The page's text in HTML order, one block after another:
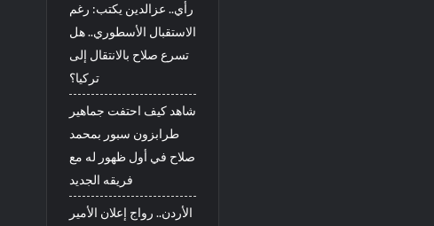
رأي.. عزالدين يكتب: رغم
الاستقبال الأسطوري.. هل
تسرع صلاح بالانتقال إلى
تركيا؟
شاهد كيف احتفت جماهير
طرابزون سبور بمحمد
صلاح في أول ظهور له مع
فريقه الجديد
الأردن.. رواج إعلان الأمير